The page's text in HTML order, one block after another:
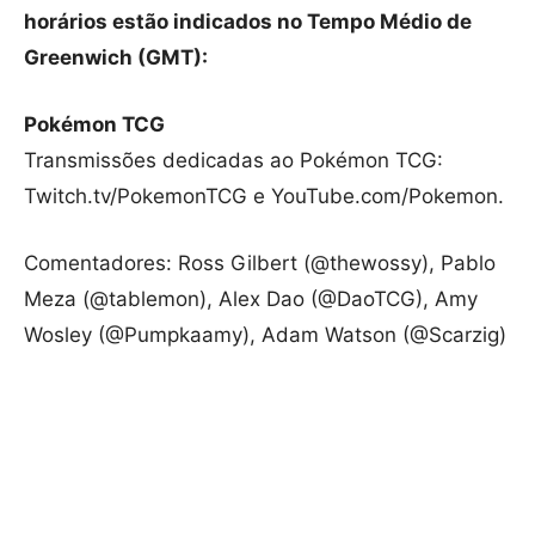
horários estão indicados no Tempo Médio de
Greenwich (GMT):
Pokémon TCG
Transmissões dedicadas ao Pokémon TCG:
Twitch.tv/PokemonTCG e YouTube.com/Pokemon.
Comentadores: Ross Gilbert (@thewossy), Pablo
Meza (@tablemon), Alex Dao (@DaoTCG), Amy
Wosley (@Pumpkaamy), Adam Watson (@Scarzig)